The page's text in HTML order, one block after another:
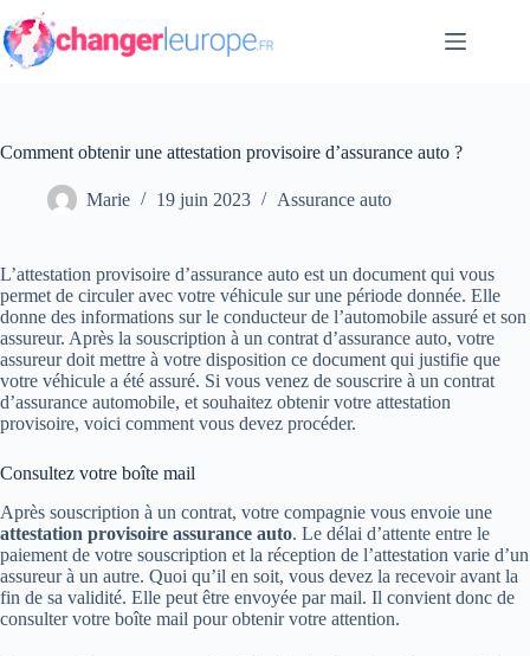
Passer
au
contenu
Comment obtenir une attestation provisoire d’assurance auto ?
Marie 19 juin 2023 Assurance auto
L’attestation provisoire d’assurance auto est un document qui vous
permet de circuler avec votre véhicule sur une période donnée. Elle
donne des informations sur le conducteur de l’automobile assuré et son
assureur. Après la souscription à un contrat d’assurance auto, votre
assureur doit mettre à votre disposition ce document qui justifie que
votre véhicule a été assuré. Si vous venez de souscrire à un contrat
d’assurance automobile, et souhaitez obtenir votre attestation
provisoire, voici comment vous devez procéder.
Consultez votre boîte mail
Après souscription à un contrat, votre compagnie vous envoie une
attestation provisoire assurance auto. Le délai d’attente entre le
paiement de votre souscription et la réception de l’attestation varie d’un
assureur à un autre. Quoi qu’il en soit, vous devez la recevoir avant la
fin de sa validité. Elle peut être envoyée par mail. Il convient donc de
consulter votre boîte mail pour obtenir votre attention.